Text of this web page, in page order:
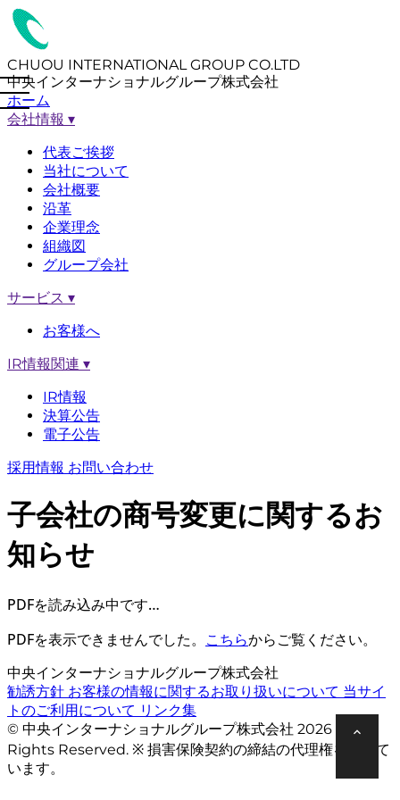
CHUOU INTERNATIONAL GROUP CO.LTD
中央インターナショナルグループ株式会社
ホーム
会社情報 ▾
代表ご挨拶
当社について
会社概要
沿革
企業理念
組織図
グループ会社
サービス ▾
お客様へ
IR情報関連 ▾
IR情報
決算公告
電子公告
採用情報 お問い合わせ
子会社の商号変更に関するお
知らせ
PDFを読み込み中です…
PDFを表示できませんでした。 こちらからご覧ください。
中央インターナショナルグループ株式会社
勧誘方針 お客様の情報に関するお取り扱いについて 当サイ
トのご利用について リンク集
© 中央インターナショナルグループ株式会社 2026 All
Rights Reserved. ※ 損害保険契約の締結の代理権を有して
います。